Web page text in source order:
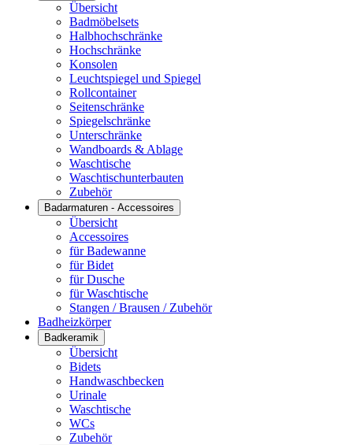
Übersicht
Badmöbelsets
Halbhochschränke
Hochschränke
Konsolen
Leuchtspiegel und Spiegel
Rollcontainer
Seitenschränke
Spiegelschränke
Unterschränke
Wandboards & Ablage
Waschtische
Waschtischunterbauten
Zubehör
Badarmaturen - Accessoires
Übersicht
Accessoires
für Badewanne
für Bidet
für Dusche
für Waschtische
Stangen / Brausen / Zubehör
Badheizkörper
Badkeramik
Übersicht
Bidets
Handwaschbecken
Urinale
Waschtische
WCs
Zubehör